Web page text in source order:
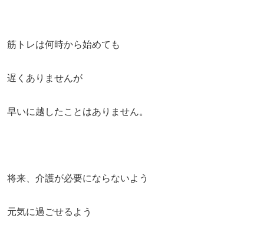
筋トレは何時から始めても
遅くありませんが
早いに越したことはありません。
将来、介護が必要にならないよう
元気に過ごせるよう